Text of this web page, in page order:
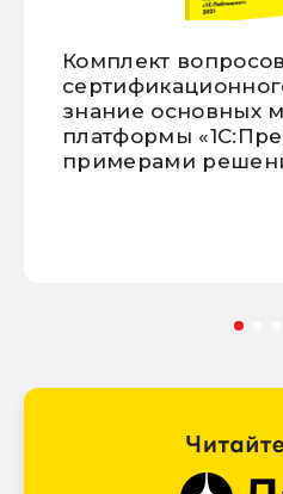
Комплект вопросов
знание основных
платформы
примерами